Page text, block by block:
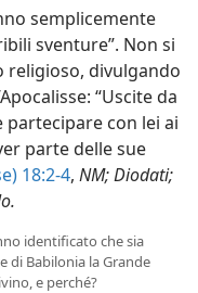
semplicemente
sventure”. Non si
religioso, divulgando
“Uscite da
partecipare con lei ai
parte delle sue
18:2-4, NM; Diodati;
identificato che sia
di Babilonia la Grande
e perché?